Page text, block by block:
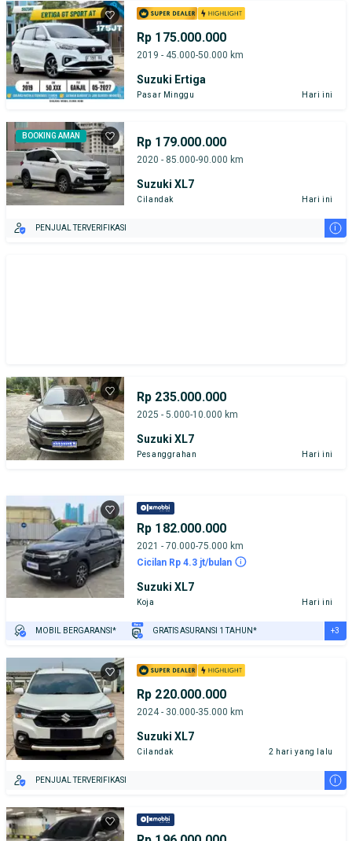
Rp 175.000.000
2019 - 45.000-50.000 km
Suzuki Ertiga
Pasar Minggu Hari ini
BOOKING AMAN Rp 179.000.000
2020 - 85.000-90.000 km
Suzuki XL7
Cilandak Hari ini
PENJUAL TERVERIFIKASI i
Rp 235.000.000
2025 - 5.000-10.000 km
Suzuki XL7
Pesanggrahan Hari ini
Rp 182.000.000
2021 - 70.000-75.000 km
Cicilan Rp 4.3 jt/bulan
Suzuki XL7
Koja Hari ini
MOBIL BERGARANSI* GRATIS ASURANSI 1 TAHUN*
PENJUAL TERVERIFIKASI
+3
Rp 220.000.000
2024 - 30.000-35.000 km
Suzuki XL7
Cilandak 2 hari yang lalu
PENJUAL TERVERIFIKASI i